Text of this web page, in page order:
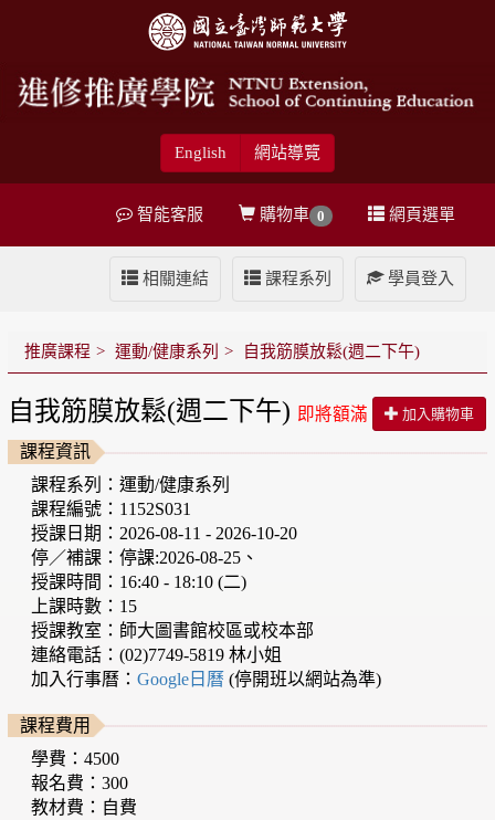
English 網站導覽
網頁選單
購物車 0
智能客服
學員登入
課程系列
相關連結
推廣課程 運動/健康系列 自我筋膜放鬆(週二下午)
自我筋膜放鬆(週二下午) 即將額滿 加入購物車
課程資訊
課程系列：運動/健康系列
課程編號：1152S031
授課日期：2026-08-11 - 2026-10-20
停／補課：停課:2026-08-25、
授課時間：16:40 - 18:10 (二)
上課時數：15
授課教室：師大圖書館校區或校本部
連絡電話：(02)7749-5819 林小姐
加入行事曆：Google日曆(停開班以網站為準)
課程費用
學費：4500
報名費：300
教材費：自費